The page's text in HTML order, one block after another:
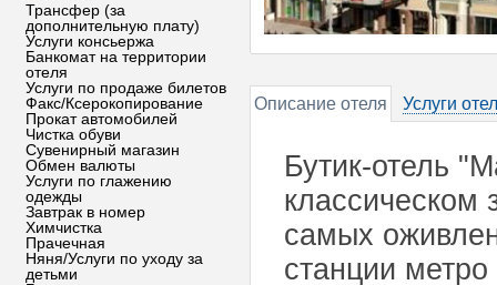
Трансфер (за
дополнительную плату)
Услуги консьержа
Банкомат на территории
отеля
Услуги по продаже билетов
Факс/Ксерокопирование
Прокат автомобилей
Чистка обуви
Сувенирный магазин
Обмен валюты
Услуги по глажению
одежды
Завтрак в номер
Химчистка
Прачечная
Няня/Услуги по уходу за
детьми
Описание отеля Услуги
Бутик-отель
классическом
самых
станции